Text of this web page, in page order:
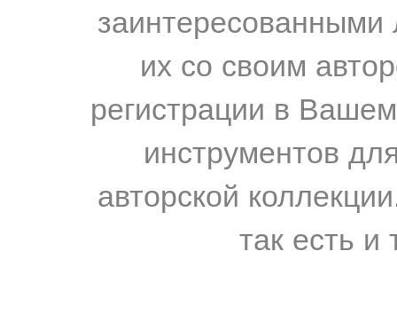
их со своим
регистрации в
инструментов
авторской
так есть и